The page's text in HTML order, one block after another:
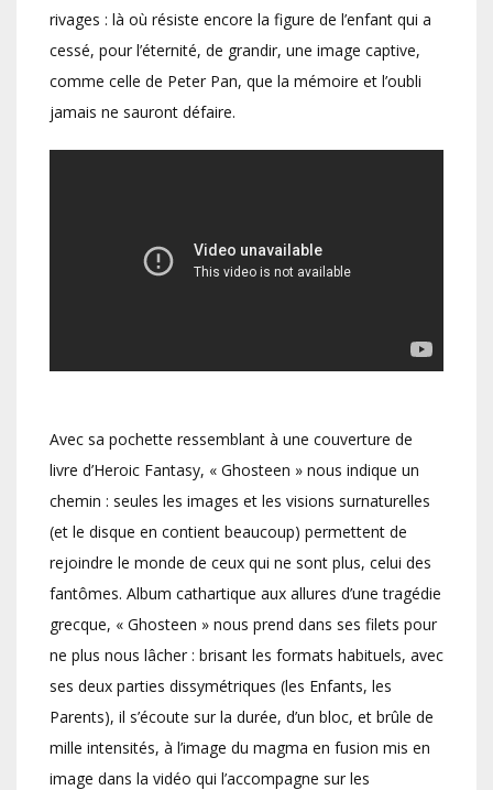
rivages : là où résiste encore la figure de l’enfant qui a
cessé, pour l’éternité, de grandir, une image captive,
comme celle de Peter Pan, que la mémoire et l’oubli
jamais ne sauront défaire.
Avec sa pochette ressemblant à une couverture de
livre d’Heroic Fantasy, « Ghosteen » nous indique un
chemin : seules les images et les visions surnaturelles
(et le disque en contient beaucoup) permettent de
rejoindre le monde de ceux qui ne sont plus, celui des
fantômes. Album cathartique aux allures d’une tragédie
grecque, « Ghosteen » nous prend dans ses filets pour
ne plus nous lâcher : brisant les formats habituels, avec
ses deux parties dissymétriques (les Enfants, les
Parents), il s’écoute sur la durée, d’un bloc, et brûle de
mille intensités, à l’image du magma en fusion mis en
image dans la vidéo qui l’accompagne sur les